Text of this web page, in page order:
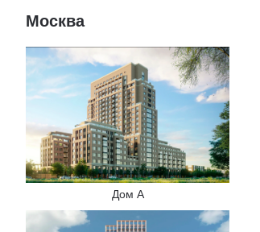
Москва
Дом А